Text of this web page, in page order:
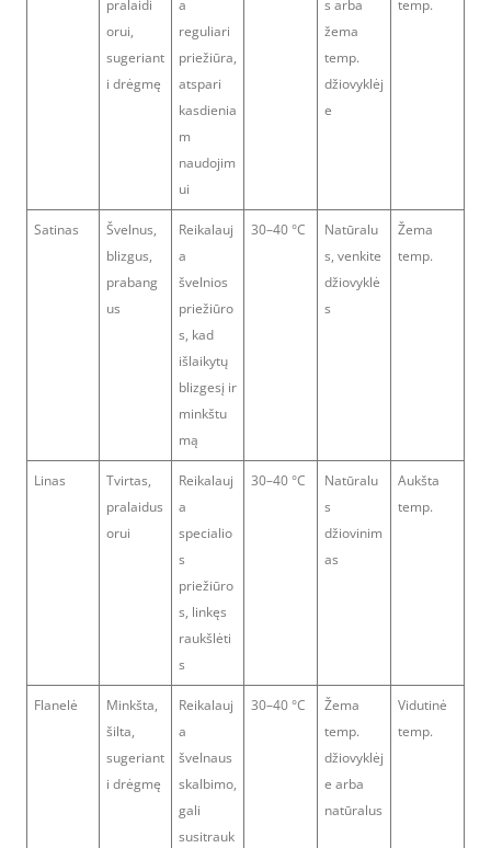
pralaidi
orui,
sugeriant
i drėgmę
a
reguliari
priežiūra,
atspari
kasdienia
m
naudojim
ui
s arba
žema
temp.
džiovyklėj
e
temp.
Satinas
Švelnus,
blizgus,
prabang
us
Reikalauj
a
švelnios
priežiūro
s, kad
išlaikytų
blizgesį ir
minkštu
mą
30–40 °C
Natūralu
s, venkite
džiovyklė
s
Žema
temp.
Linas
Tvirtas,
pralaidus
orui
Reikalauj
a
specialio
s
priežiūro
s, linkęs
raukšlėti
s
30–40 °C
Natūralu
s
džiovinim
as
Aukšta
temp.
Flanelė
Minkšta,
šilta,
sugeriant
i drėgmę
Reikalauj
a
švelnaus
skalbimo,
gali
susitrauk
30–40 °C
Žema
temp.
džiovyklėj
e arba
natūralus
Vidutinė
temp.